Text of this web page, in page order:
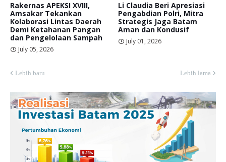
Rakernas APEKSI XVIII,
Amsakar Tekankan
Kolaborasi Lintas Daerah
Demi Ketahanan Pangan
dan Pengelolaan Sampah
July 05, 2026
Li Claudia Beri Apresiasi
Pengabdian Polri, Mitra
Strategis Jaga Batam
Aman dan Kondusif
July 01, 2026
Lebih baru Lebih lama